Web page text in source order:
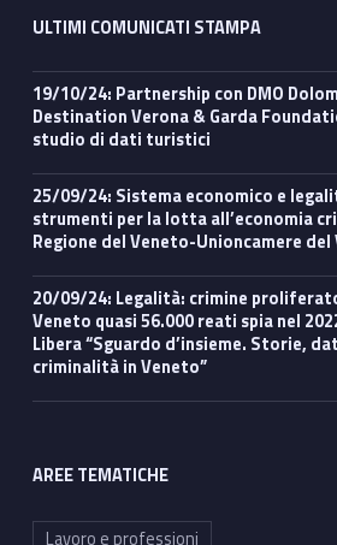
ULTIMI COMUNICATI STAMPA
19/10/24: Partnership con DMO Dolomiti Bellunesi e
Destination Verona & Garda
studio di dati turistici
25/09/24: Sistema economico e legalità, regole e
strumenti per la lotta all’economia
Regione del Veneto-Unioncamere del
20/09/24: Legalità: crimine proliferato in pandemia, in
Veneto quasi 56.000 reati spia nel
Libera “Sguardo d’insieme. Storie,
criminalità in Veneto”
AREE TEMATICHE
Lavoro e professioni